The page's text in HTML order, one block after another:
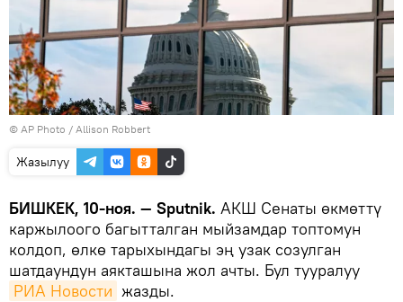
© AP Photo / Allison Robbert
Жазылуу
БИШКЕК, 10-ноя. — Sputnik. АКШ Сенаты өкмөттү
каржылоого багытталган мыйзамдар топтомун
колдоп, өлкө тарыхындагы эң узак созулган
шатдаундун аякташына жол ачты. Бул тууралуу
РИА Новости жазды.